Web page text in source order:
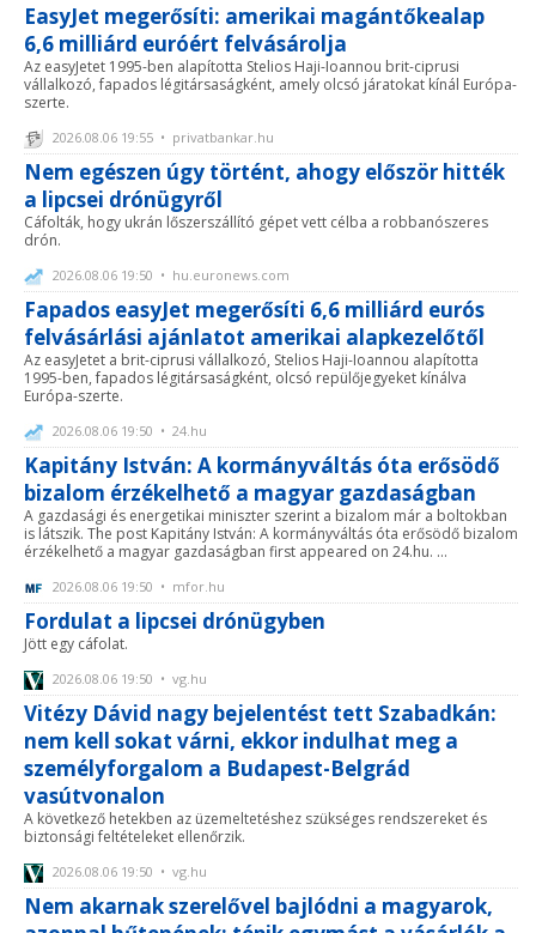
EasyJet megerősíti: amerikai magántőkealap
6,6 milliárd euróért felvásárolja
Az easyJetet 1995-ben alapította Stelios Haji-Ioannou brit-ciprusi
vállalkozó, fapados légitársaságként, amely olcsó járatokat kínál Európa-
szerte.
2026.08.06 19:55 • privatbankar.hu
Nem egészen úgy történt, ahogy először hitték
a lipcsei drónügyről
Cáfolták, hogy ukrán lőszerszállító gépet vett célba a robbanószeres
drón.
2026.08.06 19:50 • hu.euronews.com
Fapados easyJet megerősíti 6,6 milliárd eurós
felvásárlási ajánlatot amerikai alapkezelőtől
Az easyJetet a brit-ciprusi vállalkozó, Stelios Haji-Ioannou alapította
1995-ben, fapados légitársaságként, olcsó repülőjegyeket kínálva
Európa-szerte.
2026.08.06 19:50 • 24.hu
Kapitány István: A kormányváltás óta erősödő
bizalom érzékelhető a magyar gazdaságban
A gazdasági és energetikai miniszter szerint a bizalom már a boltokban
is látszik. The post Kapitány István: A kormányváltás óta erősödő bizalom
érzékelhető a magyar gazdaságban first appeared on 24.hu. ...
2026.08.06 19:50 • mfor.hu
Fordulat a lipcsei drónügyben
Jött egy cáfolat.
2026.08.06 19:50 • vg.hu
Vitézy Dávid nagy bejelentést tett Szabadkán:
nem kell sokat várni, ekkor indulhat meg a
személyforgalom a Budapest-Belgrád
vasútvonalon
A következő hetekben az üzemeltetéshez szükséges rendszereket és
biztonsági feltételeket ellenőrzik.
2026.08.06 19:50 • vg.hu
Nem akarnak szerelővel bajlódni a magyarok,